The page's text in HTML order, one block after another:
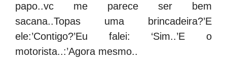
papo..vc me parece ser bem
sacana..Topas uma brincadeira?’E
ele:’Contigo?’Eu falei: ‘Sim..’E o
motorista..:’Agora mesmo..